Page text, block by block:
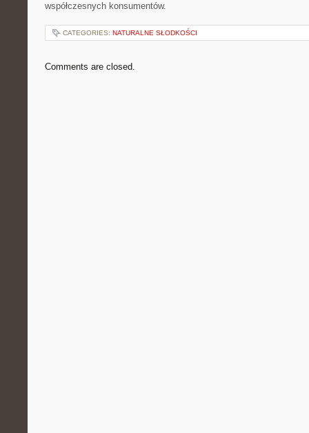
współczesnych konsumentów.
CATEGORIES: NATURALNE SŁODKOŚCI
Comments are closed.